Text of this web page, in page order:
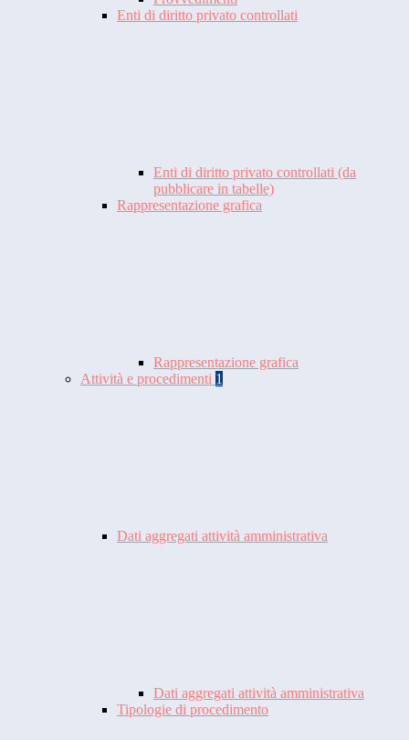
Enti di diritto privato controllati
Enti di diritto privato controllati (da
pubblicare in tabelle)
Rappresentazione grafica
Rappresentazione grafica
Attività e procedimenti 1
Dati aggregati attività amministrativa
Dati aggregati attività amministrativa
Tipologie di procedimento